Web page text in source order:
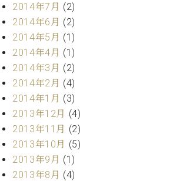
2014年7月 (2)
2014年6月 (2)
2014年5月 (1)
2014年4月 (1)
2014年3月 (2)
2014年2月 (4)
2014年1月 (3)
2013年12月 (4)
2013年11月 (2)
2013年10月 (5)
2013年9月 (1)
2013年8月 (4)